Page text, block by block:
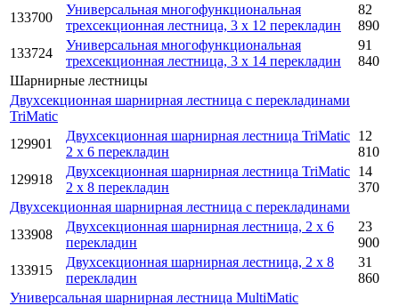
133700
Универсальная многофункциональная
трехсекционная лестница, 3 x 12 перекладин
82
890
133724
Универсальная многофункциональная
трехсекционная лестница, 3 x 14 перекладин
91
840
Шарнирные лестницы
Двухсекционная шарнирная лестница с перекладинами
TriMatic
129901
Двухсекционная шарнирная лестница TriMatic
2 x 6 перекладин
12
810
129918
Двухсекционная шарнирная лестница TriMatic
2 x 8 перекладин
14
370
Двухсекционная шарнирная лестница с перекладинами
133908
Двухсекционная шарнирная лестница, 2 x 6
перекладин
23
900
133915
Двухсекционная шарнирная лестница, 2 x 8
перекладин
31
860
Универсальная шарнирная лестница MultiMatic